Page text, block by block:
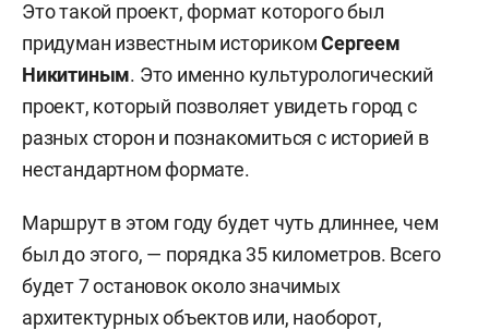
Это такой проект, формат которого был
придуман известным историкомСергеем
Никитиным. Это именно культурологический
проект, который позволяет увидеть город с
разных сторон и познакомиться с историей в
нестандартном формате.
Маршрут в этом году будет чуть длиннее, чем
был до этого, — порядка 35 километров. Всего
будет 7 остановок около значимых
архитектурных объектов или, наоборот,